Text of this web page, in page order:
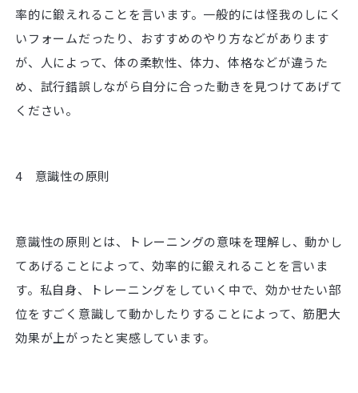
率的に鍛えれることを言います。一般的には怪我のしにく
いフォームだったり、おすすめのやり方などがあります
が、人によって、体の柔軟性、体力、体格などが違うた
め、試行錯誤しながら自分に合った動きを見つけてあげて
ください。
4 意識性の原則
意識性の原則とは、トレーニングの意味を理解し、動かし
てあげることによって、効率的に鍛えれることを言いま
す。私自身、トレーニングをしていく中で、効かせたい部
位をすごく意識して動かしたりすることによって、筋肥大
効果が上がったと実感しています。